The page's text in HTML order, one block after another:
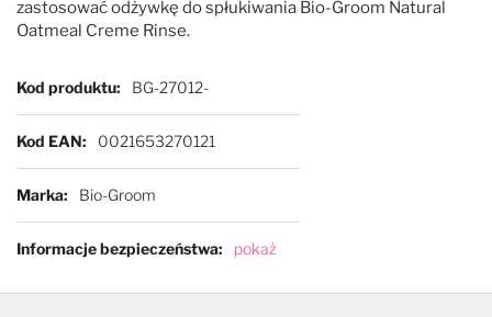
zastosować odżywkę do spłukiwania Bio-Groom Natural
Oatmeal Creme Rinse.
Więcej informacji
Kod produktu BG-27012-
Kod EAN 0021653270121
Marka Bio-Groom
Informacje bezpieczeństwa pokaż